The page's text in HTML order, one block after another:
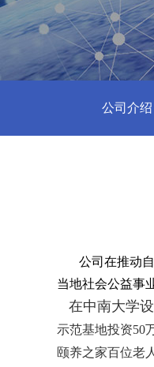
公司介绍
公司在推动
当地社会公益事
在中南大学
示范基地投资50
颐养之家百位老